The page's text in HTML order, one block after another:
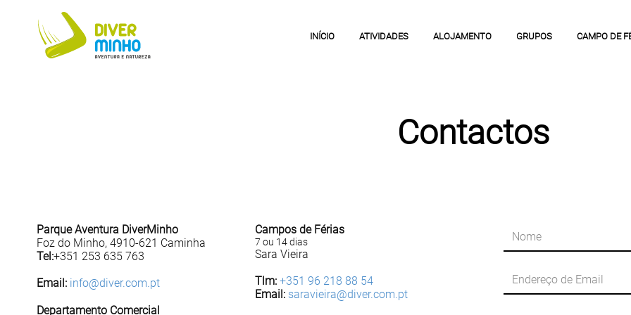
INÍCIO ATIVIDADES ALOJAMENTO GRUPOS CAMPO DE
Contactos
Parque Aventura DiverMinho
Foz do Minho, 4910-621 Caminha
Tel:+351 253 635 763
Email: info@diver.com.pt
Departamento Comercial
Campos de Férias
7 ou 14 dias
Sara Vieira
Tlm: +351 96 218 88 54
Email: saravieira@diver.com.pt